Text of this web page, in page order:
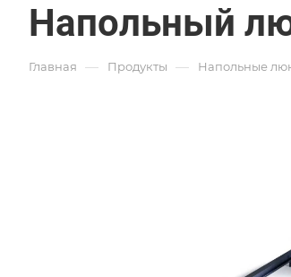
Напольный
Главная — Продукты — Напольные